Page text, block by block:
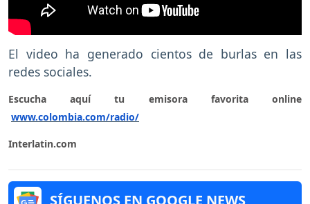
El video ha generado cientos de burlas en las
redes sociales.
Escucha aquí tu emisora favorita online
www.colombia.com/radio/
Interlatin.com
SÍGUENOS EN GOOGLE NEWS